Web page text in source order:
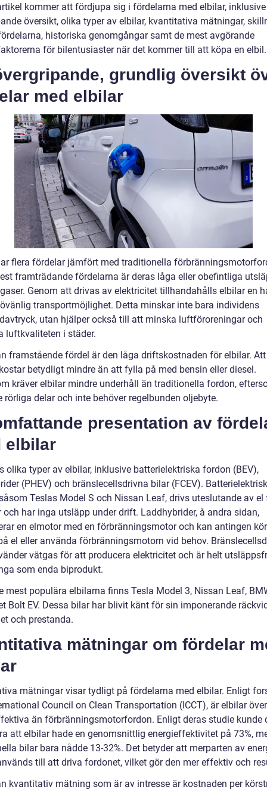
kommer att fördjupa sig i fördelarna med elbilar,
översikt, olika typer av elbilar, kvantitativa mätningar,
historiska genomgångar samt de mest avgörande
för bilentusiaster när det kommer till att köpa en elbil.
grundlig översikt
med elbilar
flera fördelar jämfört med traditionella
framträdande fördelarna är deras låga eller obefintliga
Genom att drivas av elektricitet tillhandahålls elbilar en
transportmöjlighet. Detta minskar inte bara individens
utan hjälper också till att minska luftföroreningar och
luftkvaliteten i städer.
framstående fördel är den låga driftskostnaden för elbilar.
betydligt mindre än att fylla på med bensin eller diesel.
kräver elbilar mindre underhåll än traditionella fordon,
rörliga delar och inte behöver regelbunden oljebyte.
presentation av
elbilar
olika typer av elbilar, inklusive batterielektriska fordon (BEV),
(PHEV) och bränslecellsdrivna bilar (FCEV).
Teslas Model S och Nissan Leaf, drivs uteslutande av el
och har inga utsläpp under drift. Laddhybrider, å andra sidan,
en elmotor med en förbränningsmotor och kan antingen
el eller använda förbränningsmotorn vid behov.
vätgas för att producera elektricitet och är helt
som enda biprodukt.
mest populära elbilarna finns Tesla Model 3, Nissan Leaf,
Bolt EV. Dessa bilar har blivit känt för sin imponerande
och prestanda.
mätningar om fördelar
mätningar visar tydligt på fördelarna med elbilar. Enligt
Council on Clean Transportation (ICCT), är elbilar
än förbränningsmotorfordon. Enligt deras studie kunde
att elbilar hade en genomsnittlig energieffektivitet på 73%,
bilar bara nådde 13-32%. Det betyder att merparten av
till att driva fordonet, vilket gör den mer effektiv och
kvantitativ mätning som är av intresse är kostnaden per